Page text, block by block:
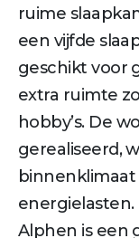
ruime
een vijfde
geschikt voor
extra ruimte
hobby’s. De
gerealiseerd,
energielasten.
Alphen is een